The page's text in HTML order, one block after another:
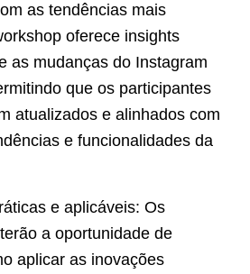
as tendências mais
oferece insights
as mudanças do Instagram
que os participantes
atualizados e alinhados com
e funcionalidades da
e aplicáveis: Os
a oportunidade de
aplicar as inovações